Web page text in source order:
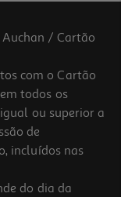
/ Cartão
com o Cartão
todos os
ou superior a
de
incluídos nas
do dia da